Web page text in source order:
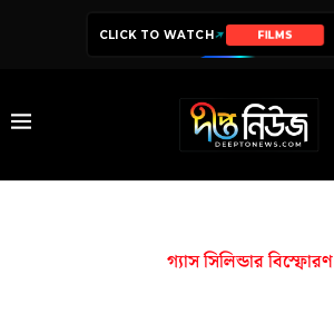
CLICK TO WATCH FILMS
গ্যাস সিলিন্ডার বিস্ফোরণ